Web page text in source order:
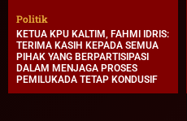
Politik
KETUA KPU KALTIM, FAHMI IDRIS:
TERIMA KASIH KEPADA SEMUA
PIHAK YANG BERPARTISIPASI
DALAM MENJAGA PROSES
PEMILUKADA TETAP KONDUSIF